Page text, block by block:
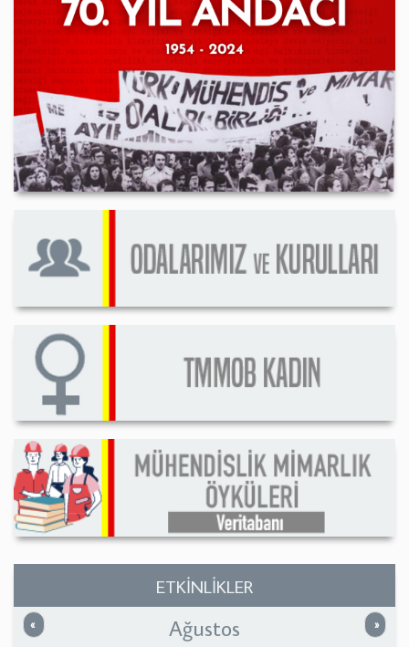
ETKİNLİKLER
« Önceki »
Ağustos